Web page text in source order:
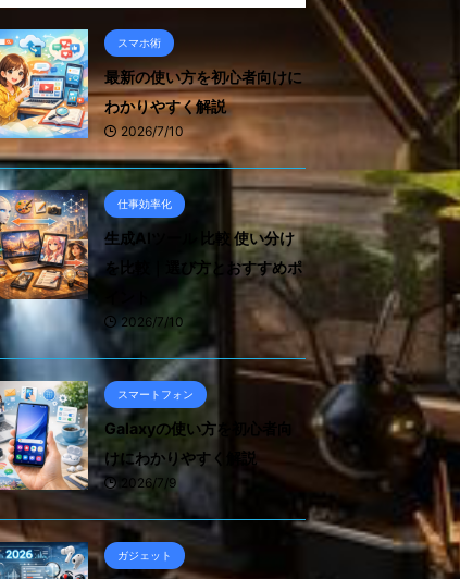
スマホ術
最新の使い方を初心者向けに
わかりやすく解説
2026/7/10
仕事効率化
生成AIツール 比較 使い分け
を比較｜選び方とおすすめポ
2026/7/10
スマートフォン
Galaxyの使い方を初心者向
けにわかりやすく解説
2026/7/9
ガジェット